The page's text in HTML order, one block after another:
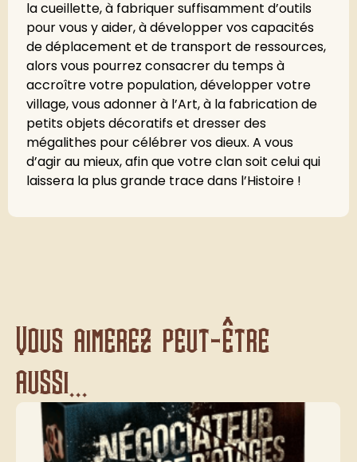
la cueillette, à fabriquer suffisamment d’outils
pour vous y aider, à développer vos capacités
de déplacement et de transport de ressources,
alors vous pourrez consacrer du temps à
accroître votre population, développer votre
village, vous adonner à l’Art, à la fabrication de
petits objets décoratifs et dresser des
mégalithes pour célébrer vos dieux. A vous
d’agir au mieux, afin que votre clan soit celui qui
laissera la plus grande trace dans l’Histoire !
Vous aimerez peut-être
aussi...